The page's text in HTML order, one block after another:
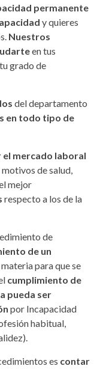
permanente
y quieres
Nuestros
en tus
grado de
del departamento
en todo tipo de
mercado laboral
de salud,
mejor
respecto a los de la
de
de un
para que se
cumplimiento de
pueda ser
por Incapacidad
habitual,
es contar